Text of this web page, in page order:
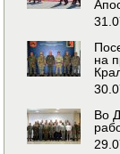
на
Во